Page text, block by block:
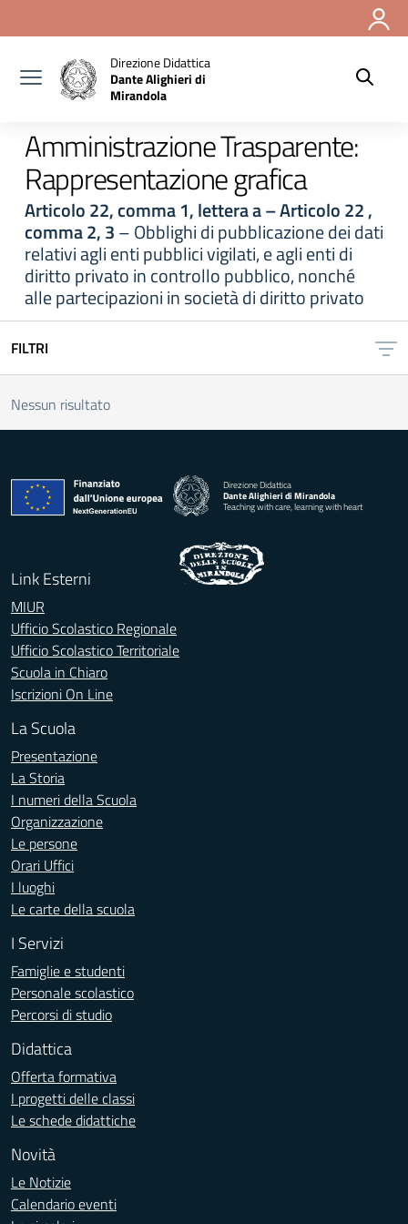
Direzione Didattica
Dante Alighieri di
Mirandola
Amministrazione Trasparente:
Rappresentazione grafica
Articolo 22, comma 1, lettera a – Articolo 22 ,
comma 2, 3– Obblighi di pubblicazione dei dati
relativi agli enti pubblici vigilati, e agli enti di
diritto privato in controllo pubblico, nonché
alle partecipazioni in società di diritto privato
FILTRI
Nessun risultato
Direzione Didattica
Dante Alighieri di Mirandola
Teaching with care, learning with heart
Link Esterni
MIUR
Ufficio Scolastico Regionale
Ufficio Scolastico Territoriale
Scuola in Chiaro
Iscrizioni On Line
La Scuola
Presentazione
La Storia
I numeri della Scuola
Organizzazione
Le persone
Orari Uffici
I luoghi
Le carte della scuola
I Servizi
Famiglie e studenti
Personale scolastico
Percorsi di studio
Didattica
Offerta formativa
I progetti delle classi
Le schede didattiche
Novità
Le Notizie
Calendario eventi